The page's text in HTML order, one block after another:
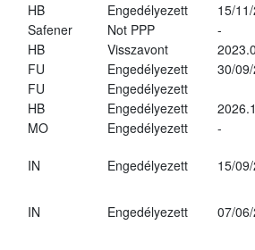
HB Engedélyezett
15/
Safener Not PPP
-
HB Visszavont
FU Engedélyezett
30/
FU
Engedélyezett
HB Engedélyezett
MO Engedélyezett
-
IN Engedélyezett 15/
IN Engedélyezett
07/